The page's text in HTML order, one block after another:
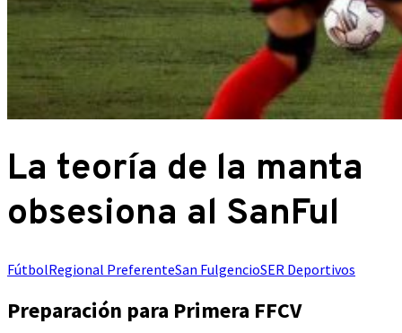
La teoría de la manta
obsesiona al SanFul
FútbolRegional PreferenteSan FulgencioSER Deportivos
Preparación para Primera FFCV